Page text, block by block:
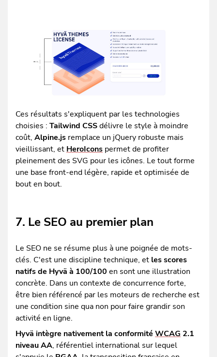
Ces résultats s'expliquent par les technologies
choisies : Tailwind CSSdélivre le style à moindre
coût, Alpine.js remplace un jQuery robuste mais
vieillissant, et HeroIcons permet de profiter
pleinement des SVG pour les icônes. Le tout forme
une base front-end légère, rapide et optimisée de
bout en bout.
7. Le SEO au premier plan
Le SEO ne se résume plus à une poignée de mots-
clés. C'est une discipline technique, et les scores
natifs de Hyvä à 100/100 en sont une illustration
concrète. Dans un contexte de concurrence forte,
être bien référencé par les moteurs de recherche est
une condition sine qua non pour faire grandir son
activité en ligne.
Hyvä intègre nativement la conformité WCAG 2.1
niveau AA, référentiel international sur lequel